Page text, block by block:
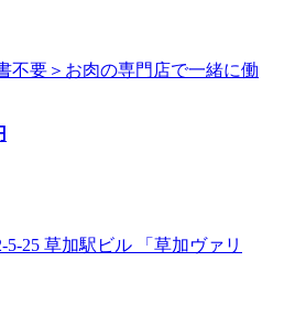
不要＞お肉の専門店で一緒に働
25 草加駅ビル 「草加ヴァリ